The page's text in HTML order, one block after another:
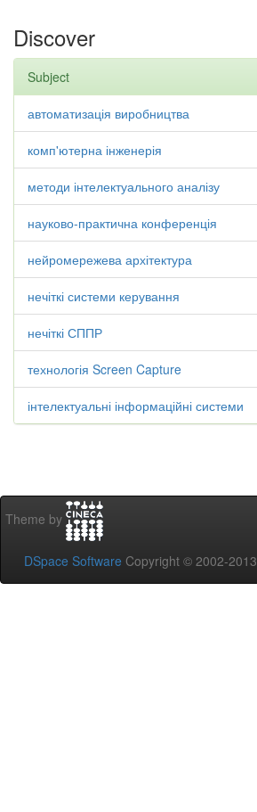
Discover
Subject
автоматизація виробництва
комп'ютерна інженерія
методи інтелектуального аналізу
науково-практична конференція
нейромережева архітектура
нечіткі системи керування
нечіткі СППР
технологія Screen Capture
інтелектуальні інформаційні системи
Theme by
DSpace Software Copyright © 2002-2013